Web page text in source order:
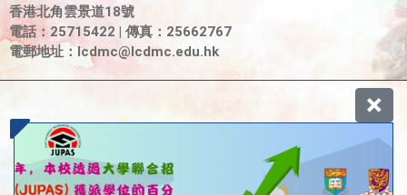
香港北角雲景道18號
電話：25715422 | 傳真：25662767
電郵地址：lcdmc@lcdmc.edu.hk